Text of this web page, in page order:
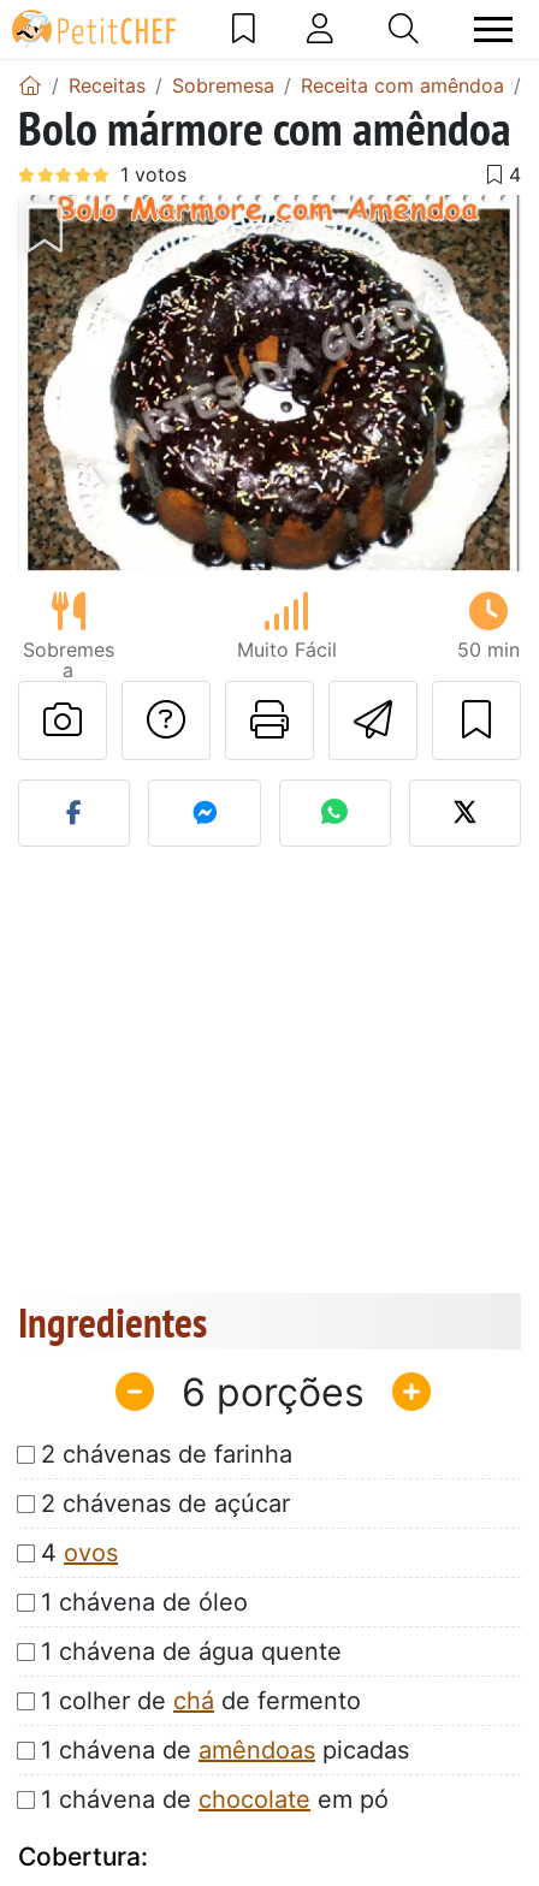
Receitas Sobremesa Receita com amêndoa
Bolo mármore com amêndoa
Sobremes
a
Muito Fácil 50 min
Imprima
Falar com o autor
Fez esta receita?
Ingredientes
6
2 chávenas de farinha
2 chávenas de açúcar
4 ovos
1 chávena de óleo
1 chávena de água quente
1 colher de chá de fermento
1 chávena de amêndoas picadas
1 chávena de chocolate em pó
Cobertura: